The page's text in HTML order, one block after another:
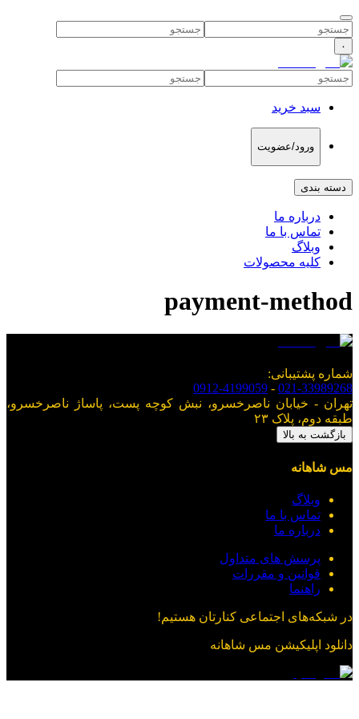
۰
سبد خرید
ورود/عضویت
دسته بندی
درباره ما
تماس با ما
وبلاگ
کلیه محصولات
payment-method
شماره پشتیبانی:
021-33989268
-
0912-4199059
تهران - خیابان ناصرخسرو، نبش کوچه پست، پاساژ ناصرخسرو،
طبقه دوم، پلاک ۲۳
بازگشت به بالا
مس شاهانه
وبلاگ
تماس با ما
درباره ما
پرسش های متداول
قوانین و مقررات
راهنما
در شبکه‌های اجتماعی کنارتان هستیم!
دانلود اپلیکیشن مس شاهانه